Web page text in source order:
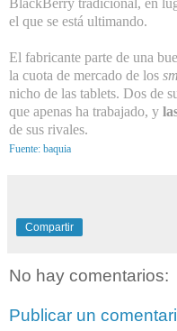
BlackBerry tradicional, en
el que se está ultimando.
El fabricante parte de una
la cuota de mercado de los
nicho de las tablets. Dos de
que apenas ha trabajado, y
de sus rivales.
Fuente: baquia
Compartir
No hay comentarios:
Publicar un